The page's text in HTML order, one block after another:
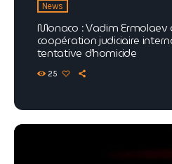
News
Monaco : Vadim
coopération judiciaire
tentative d’homicide
25